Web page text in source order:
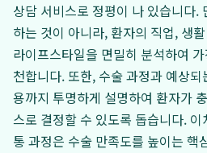
상담 서비스로 정평이 나 있습니다.
하는 것이 아니라, 환자의 직업, 생
라이프스타일을 면밀히 분석하여
천합니다. 또한, 수술 과정과 예상
용까지 투명하게 설명하여 환자가
스로 결정할 수 있도록 돕습니다.
통 과정은 수술 만족도를 높이는 핵